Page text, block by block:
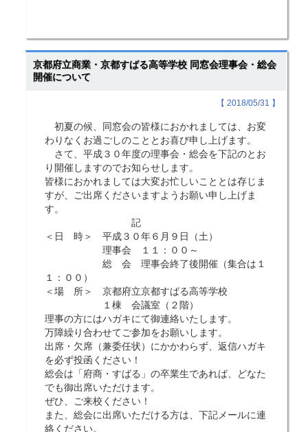
京都府立商業・京都すばる高等学校 同窓会理事会・総会
開催について
【 2018/05/31 】
初夏の候、同窓会の皆様におかれましては、お変
わりなくお過ごしのこととお喜び申し上げます。
さて、平成３０年度の理事会・総会を下記のとお
り開催しますのでお知らせします。
皆様におかれましては大変お忙しいこととは存じま
すが、ご出席くださいますようお願い申し上げま
す。
記
＜日 時＞ 平成３０年６月９日（土）
理事会 １１：００～
総 会 理事会終了後開催（集合は１
１：００）
＜場 所＞ 京都府立京都すばる高等学校
１棟 会議室（２階）
理事の方にはハガキにて御連絡いたします。
万障繰り合わせてご参加をお願いします。
出席・欠席（兼委任状）にかかわらず、返信ハガキ
を必ず投函ください！
総会は「府商・すばる」の卒業生であれば、どなた
でも御出席いただけます。
ぜひ、ご来校ください！
また、総会に出席いただける方は、下記メールに連
絡ください。